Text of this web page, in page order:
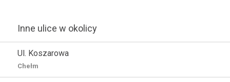
Inne ulice w okolicy
Ul. Koszarowa
Chełm